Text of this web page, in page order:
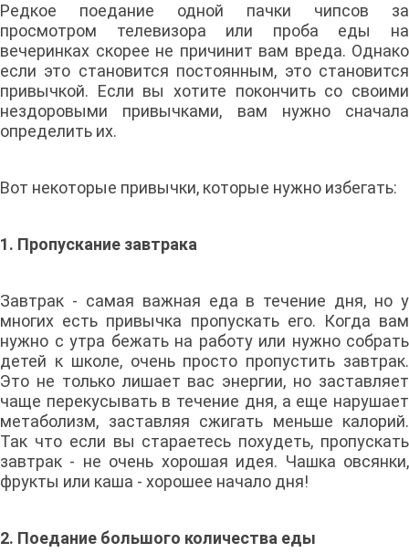
Редкое поедание одной пачки чипсов за
просмотром телевизора или проба еды на
вечеринках скорее не причинит вам вреда. Однако
если это становится постоянным, это становится
привычкой. Если вы хотите покончить со своими
нездоровыми привычками, вам нужно сначала
определить их.
Вот некоторые привычки, которые нужно избегать:
1. Пропускание завтрака
Завтрак - самая важная еда в течение дня, но у
многих есть привычка пропускать его. Когда вам
нужно с утра бежать на работу или нужно собрать
детей к школе, очень просто пропустить завтрак.
Это не только лишает вас энергии, но заставляет
чаще перекусывать в течение дня, а еще нарушает
метаболизм, заставляя сжигать меньше калорий.
Так что если вы стараетесь похудеть, пропускать
завтрак - не очень хорошая идея. Чашка овсянки,
фрукты или каша - хорошее начало дня!
2. Поедание большого количества еды